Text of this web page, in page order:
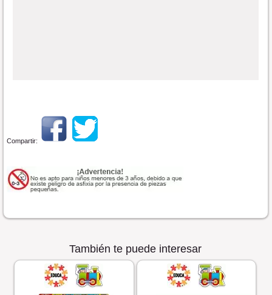
Compartir:
También te puede interesar